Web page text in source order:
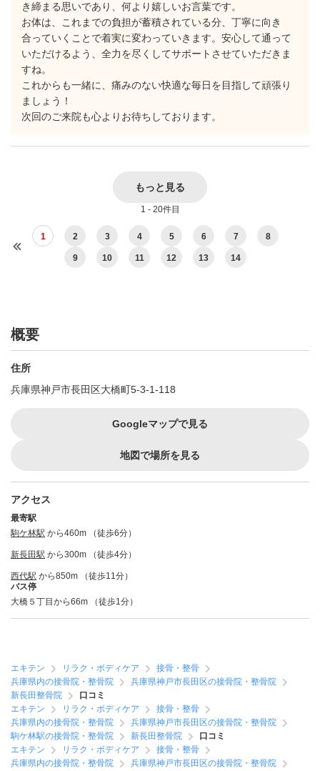
き締まる思いであり、何より嬉しいお言葉です。
​お体は、これまでの負担が蓄積されている分、丁寧に向き
合っていくことで着実に変わっていきます。安心して通って
いただけるよう、全力を尽くしてサポートさせていただきま
すね。
​これからも一緒に、痛みのない快適な毎日を目指して頑張り
ましょう！
次回のご来院も心よりお待ちしております。
もっと見る
1 - 20件目
1 2 3 4 5 6 7 8
9 10 11 12 13 14
概要
住所
兵庫県神戸市長田区大橋町5-3-1-118
Googleマップで見る
地図で場所を見る
アクセス
最寄駅
駒ケ林駅 から460m （徒歩6分）
新長田駅 から300m （徒歩4分）
西代駅 から850m （徒歩11分）
バス停
大橋５丁目から66m （徒歩1分）
エキテン リラク・ボディケア
接骨・整骨
兵庫県内の接骨院・整骨院
兵庫県神戸市長田区の接骨院・整骨院
新長田整骨院
口コミ
エキテン
リラク・ボディケア
接骨・整骨
兵庫県内の接骨院・整骨院
兵庫県神戸市長田区の接骨院・整骨院
駒ケ林駅の接骨院・整骨院
新長田整骨院
口コミ
エキテン
リラク・ボディケア
接骨・整骨
兵庫県内の接骨院・整骨院
兵庫県神戸市長田区の接骨院・整骨院